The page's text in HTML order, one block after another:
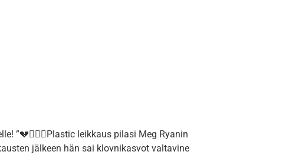
”💔👩🏻‍⚕️Plastic leikkaus pilasi Meg Ryanin
jälkeen hän sai klovnikasvot valtavine